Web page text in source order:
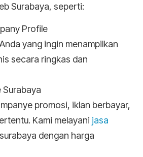
Surabaya, seperti:
Profile
yang ingin menampilkan
secara ringkas dan
Surabaya
promosi, iklan berbayar,
Kami melayani jasa
surabaya dengan harga